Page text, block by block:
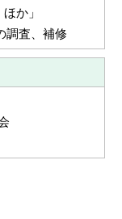
か」
調査、補修